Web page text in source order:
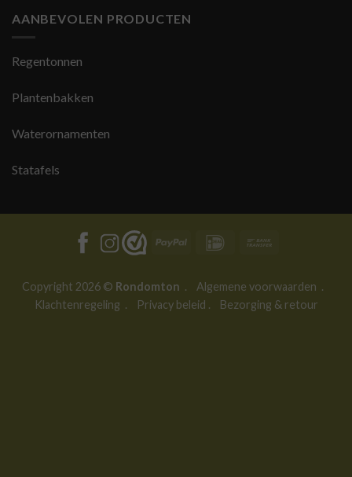
AANBEVOLEN PRODUCTEN
Regentonnen
Plantenbakken
Waterornamenten
Statafels
PayPal IDeal
Copyright 2026 © Rondomton . Algemene voorwaarden .
Klachtenregeling . Privacy beleid . Bezorging & retour